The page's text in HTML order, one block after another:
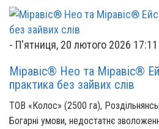
- П'ятниця, 20 лютого 2026 17:11
Міравіс® Нео та Міравіс®
практика без зайвих слів
ТОВ «Колос» (2500 га),
Богарні умови, недостатнє